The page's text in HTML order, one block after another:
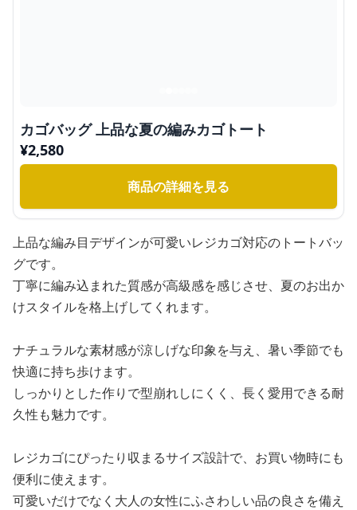
カゴバッグ 上品な夏の編みカゴトート
¥2,580
商品の詳細を見る
上品な編み目デザインが可愛いレジカゴ対応のトートバッ
グです。
丁寧に編み込まれた質感が高級感を感じさせ、夏のお出か
けスタイルを格上げしてくれます。
ナチュラルな素材感が涼しげな印象を与え、暑い季節でも
快適に持ち歩けます。
しっかりとした作りで型崩れしにくく、長く愛用できる耐
久性も魅力です。
レジカゴにぴったり収まるサイズ設計で、お買い物時にも
便利に使えます。
可愛いだけでなく大人の女性にふさわしい品の良さを備え